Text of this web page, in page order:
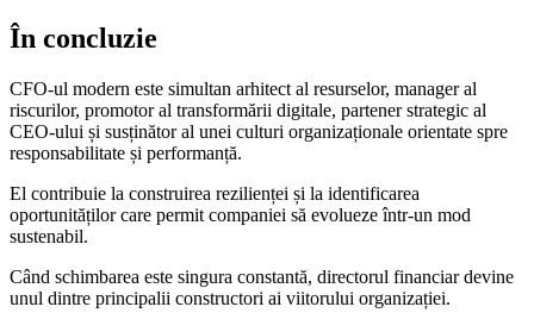
În concluzie
CFO-ul modern este simultan arhitect al resurselor, manager al
riscurilor, promotor al transformării digitale, partener strategic al
CEO-ului și susținător al unei culturi organizaționale orientate spre
responsabilitate și performanță.
El contribuie la construirea rezilienței și la identificarea
oportunităților care permit companiei să evolueze într-un mod
sustenabil.
Când schimbarea este singura constantă, directorul financiar devine
unul dintre principalii constructori ai viitorului organizației.